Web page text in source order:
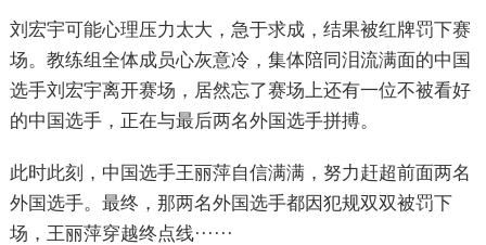
刘宏宇可能心理压力太大，急于求成，结果被红牌罚下赛
场。教练组全体成员心灰意冷，集体陪同泪流满面的中国
选手刘宏宇离开赛场，居然忘了赛场上还有一位不被看好
的中国选手，正在与最后两名外国选手拼搏。
此时此刻，中国选手王丽萍自信满满，努力赶超前面两名
外国选手。最终，那两名外国选手都因犯规双双被罚下
场，王丽萍穿越终点线······